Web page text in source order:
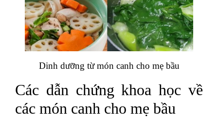
Dinh dưỡng từ món canh cho mẹ bầu
Các dẫn chứng khoa học về
các món canh cho mẹ bầu